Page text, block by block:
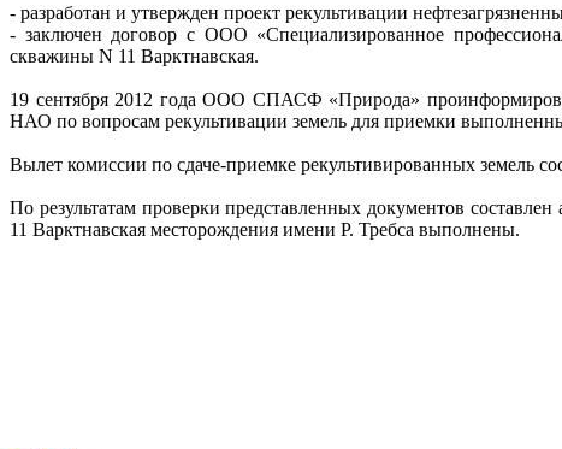
- разработан и утвержден проект рекультивации
- заключен договор с ООО «Специализированное
скважины N 11 Варктнавская.
19 сентября 2012 года ООО СПАСФ «Природа»
НАО по вопросам рекультивации земель для приемки
Вылет комиссии по сдаче-приемке рекультивированных земель
По результатам проверки представленных документов
11 Варктнавская месторождения имени Р. Требса выполнены.